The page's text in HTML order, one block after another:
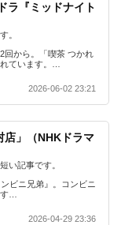
ラ『ミッドナイト
。
回から。「喫茶 つかれ
ています。…
2026-06-02 23:21
店」（NHKドラマ
い記事です。
ビニ兄弟』。コンビニ
…
2026-04-29 23:36